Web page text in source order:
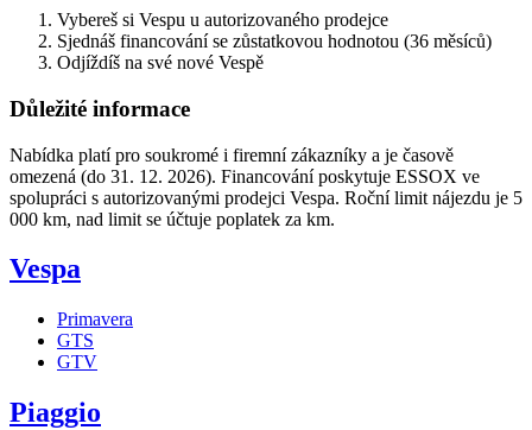
Vybereš si Vespu u autorizovaného prodejce
Sjednáš financování se zůstatkovou hodnotou (36 měsíců)
Odjíždíš na své nové Vespě
Důležité informace
Nabídka platí pro soukromé i firemní zákazníky a je časově
omezená (do 31. 12. 2026). Financování poskytuje ESSOX ve
spolupráci s autorizovanými prodejci Vespa. Roční limit nájezdu je 5
000 km, nad limit se účtuje poplatek za km.
Vespa
Primavera
GTS
GTV
Piaggio